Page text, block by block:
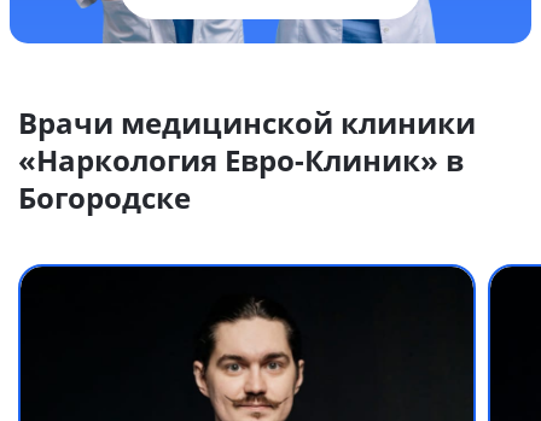
Врачи медицинской клиники
«Наркология Евро-Клиник» в
Богородске